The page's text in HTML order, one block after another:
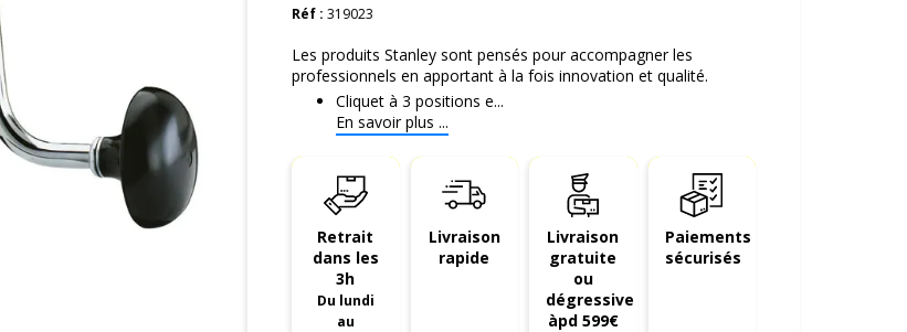
Réf : 319023
Les produits Stanley sont pensés pour accompagner les
professionnels en apportant à la fois innovation et qualité.
Cliquet à 3 positions e...
En savoir plus ...
Retrait
dans les
3h
Du lundi
au
Livraison
rapide
Livraison
gratuite
ou
dégressive
àpd 599€
Paiements
sécurisés